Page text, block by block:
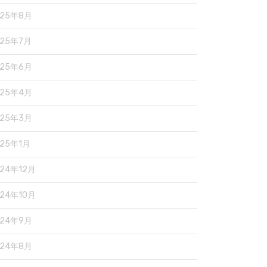
年8月
年7月
年6月
年4月
年3月
年1月
年12月
年10月
年9月
年8月